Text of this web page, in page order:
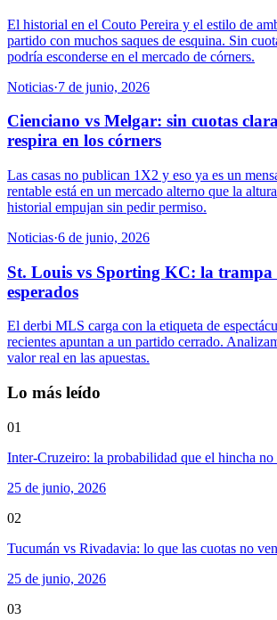
El historial en el Couto Pereira y el estilo de
partido con muchos saques de esquina. Sin
podría esconderse en el mercado de córners.
Noticias·7 de junio, 2026
Cienciano vs Melgar: sin cuotas
respira en los córners
Las casas no publican 1X2 y eso ya es un
rentable está en un mercado alterno que la
historial empujan sin pedir permiso.
Noticias·6 de junio, 2026
St. Louis vs Sporting KC: la trampa
esperados
El derbi MLS carga con la etiqueta de
recientes apuntan a un partido cerrado.
valor real en las apuestas.
Lo más leído
01
Inter-Cruzeiro: la probabilidad que el hincha no
25 de junio, 2026
02
Tucumán vs Rivadavia: lo que las cuotas no
25 de junio, 2026
03